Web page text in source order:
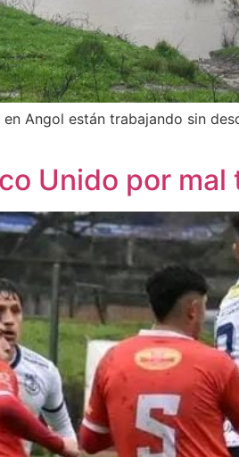
Angol están trabajando sin
Unido por mal